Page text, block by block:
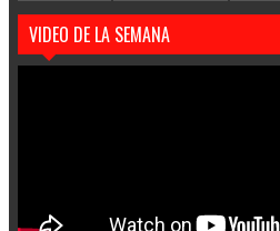
VIDEO DE LA SEMANA